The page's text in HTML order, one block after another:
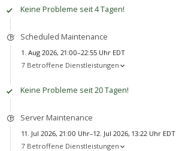
Keine Probleme seit 4 Tagen!
Scheduled Maintenance
1. Aug 2026, 21:00–22:55 Uhr EDT
7 Betroffene Dienstleistungen
Keine Probleme seit 20 Tagen!
Server Maintenance
11. Jul 2026, 21:00 Uhr–12. Jul 2026, 13:22 Uhr EDT
7 Betroffene Dienstleistungen